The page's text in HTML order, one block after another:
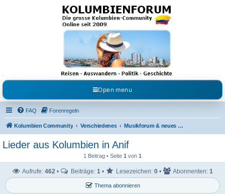
Kolumbienforum - Das
grosse Forum der
Freunde Kolumbiens
Reisen, Auswandern, Kultur, Politik, Geschichte und Visum in Kolumbien und Venezuela.
Austausch, Erfahrungen und Gemeinschaft im Kolumbienforum
Open menu
FAQ Forenregeln
Kolumbien Community Verschiedenes Musikforum & neues aus dem Showgeschäft
Lieder aus Kolumbien in Anif
1 Beitrag • Seite 1 von 1
Thema abonnieren
Aufrufe: 462 • Beiträge: 1 • Lesezeichen: 0 • Abonnenten: 1